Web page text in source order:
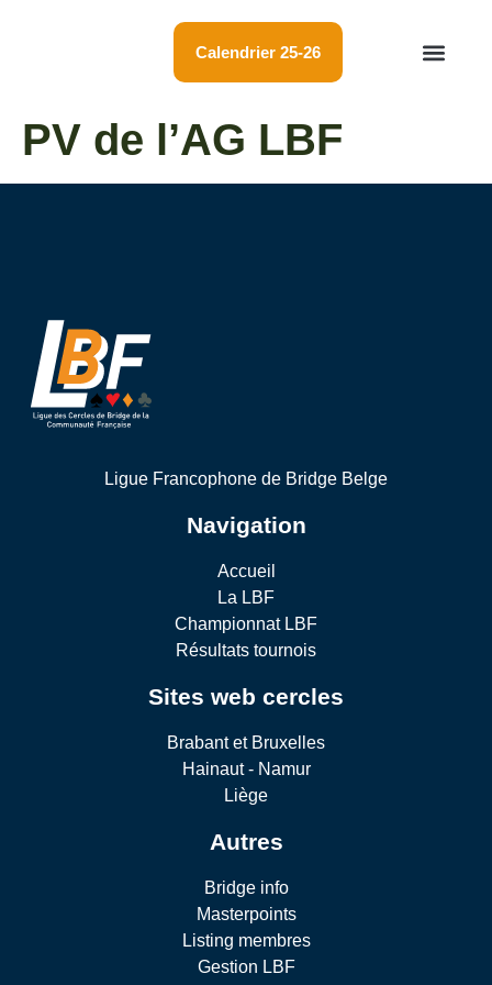
Calendrier 25-26
PV de l’AG LBF
Ligue Francophone de Bridge Belge
Navigation
Accueil
La LBF
Championnat LBF
Résultats tournois
Sites web cercles
Brabant et Bruxelles
Hainaut - Namur
Liège
Autres
Bridge info
Masterpoints
Listing membres
Gestion LBF